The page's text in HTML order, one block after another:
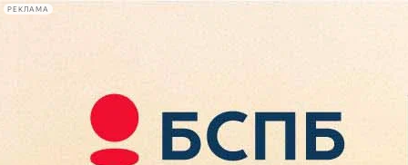
РЕКЛАМА
Сегодня:
2026.08.09
04:06